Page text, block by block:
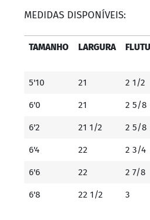
MEDIDAS DISPONÍVEIS:
TAMANHO LARGURA
5'10 21 2 1/2
6'0 21 2 5/8
6'2 21 1/2 2 5/8
6'4 22 2 3/4
6'6 22 2 7/8
6'8 22 1/2 3